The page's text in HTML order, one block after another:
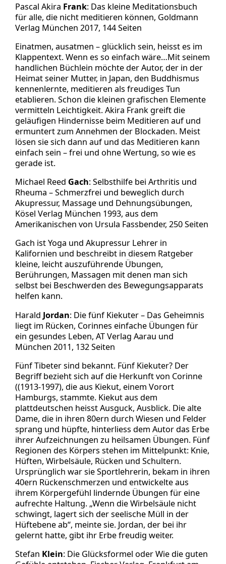
Pascal Akira Frank: Das kleine Meditationsbuch
für alle, die nicht meditieren können, Goldmann
Verlag München 2017, 144 Seiten
Einatmen, ausatmen – glücklich sein, heisst es im
Klappentext. Wenn es so einfach wäre…Mit seinem
handlichen Büchlein möchte der Autor, der in der
Heimat seiner Mutter, in Japan, den Buddhismus
kennenlernte, meditieren als freudiges Tun
etablieren. Schon die kleinen grafischen Elemente
vermitteln Leichtigkeit. Akira Frank greift die
geläufigen Hindernisse beim Meditieren auf und
ermuntert zum Annehmen der Blockaden. Meist
lösen sie sich dann auf und das Meditieren kann
einfach sein – frei und ohne Wertung, so wie es
gerade ist.
Michael Reed Gach: Selbsthilfe bei Arthritis und
Rheuma – Schmerzfrei und beweglich durch
Akupressur, Massage und Dehnungsübungen,
Kösel Verlag München 1993, aus dem
Amerikanischen von Ursula Fassbender, 250 Seiten
Gach ist Yoga und Akupressur Lehrer in
Kalifornien und beschreibt in diesem Ratgeber
kleine, leicht auszuführende Übungen,
Berührungen, Massagen mit denen man sich
selbst bei Beschwerden des Bewegungsapparats
helfen kann.
Harald Jordan: Die fünf Kiekuter – Das Geheimnis
liegt im Rücken, Corinnes einfache Übungen für
ein gesundes Leben, AT Verlag Aarau und
München 2011, 132 Seiten
Fünf Tibeter sind bekannt. Fünf Kiekuter? Der
Begriff bezieht sich auf die Herkunft von Corinne
((1913-1997), die aus Kiekut, einem Vorort
Hamburgs, stammte. Kiekut aus dem
plattdeutschen heisst Ausguck, Ausblick. Die alte
Dame, die in ihren 80ern durch Wiesen und Felder
sprang und hüpfte, hinterliess dem Autor das Erbe
ihrer Aufzeichnungen zu heilsamen Übungen. Fünf
Regionen des Körpers stehen im Mittelpunkt: Knie,
Hüften, Wirbelsäule, Rücken und Schultern.
Ursprünglich war sie Sportlehrerin, bekam in ihren
40ern Rückenschmerzen und entwickelte aus
ihrem Körpergefühl lindernde Übungen für eine
aufrechte Haltung. „Wenn die Wirbelsäule nicht
schwingt, lagert sich der seelische Müll in der
Hüftebene ab“, meinte sie. Jordan, der bei ihr
gelernt hatte, gibt ihr Erbe freudig weiter.
Stefan Klein: Die Glücksformel oder Wie die guten